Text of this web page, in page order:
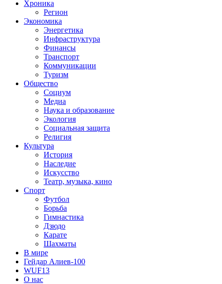
Хроника
Регион
Экономика
Энергетика
Инфраструктура
Финансы
Транспорт
Коммуникации
Туризм
Общество
Социум
Медиа
Наука и образование
Экология
Социальная защита
Религия
Культура
История
Наследие
Искусство
Театр, музыка, кино
Спорт
Футбол
Борьба
Гимнастика
Дзюдо
Карате
Шахматы
В мире
Гейдар Алиев-100
WUF13
О нас